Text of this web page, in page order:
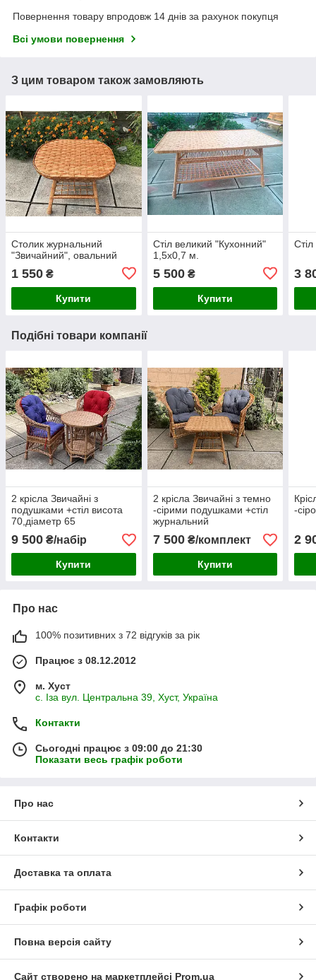
Повернення товару впродовж 14 днів за рахунок покупця
Всі умови повернення
З цим товаром також замовляють
Столик журнальний
"Звичайний", овальний
1 550 ₴
Купити
Стіл великий "Кухонний"
1,5х0,7 м.
5 500₴
Купити
3
Подібні товари компанії
2 крісла Звичайні з
подушками +стіл висота
70,діаметр 65
9 500 ₴/набір
Купити
2 крісла Звичайні з темно
-сірими подушками +стіл
журнальний
7 500₴/комплект
Купити
-
2
Про нас
100% позитивних з 72 відгуків за рік
Працює з 08.12.2012
м. Хуст
с. Іза вул. Центральна 39, Хуст, Україна
Контакти
Сьогодні працює з 09:00 до 21:30
Показати весь графік роботи
Про нас
Контакти
Доставка та оплата
Графік роботи
Повна версія сайту
Сайт створено на маркетплейсі Prom.ua